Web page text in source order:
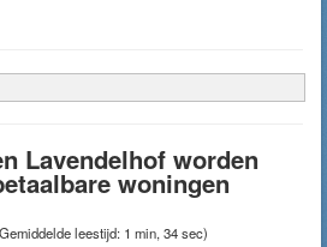
Lavendelhof worden
woningen
leestijd: 1 min, 34 sec)